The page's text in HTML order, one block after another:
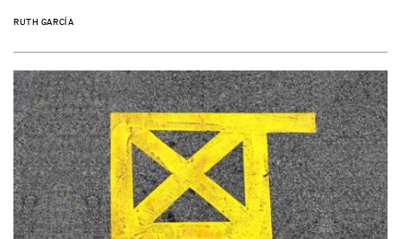
RUTH GARCÍA